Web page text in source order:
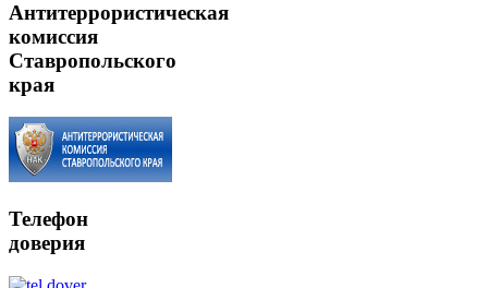
Антитеррористическая
комиссия
Ставропольского
края
Телефон
доверия